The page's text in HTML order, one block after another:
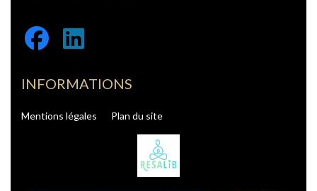
Facebook
Linkedin
INFORMATIONS
Mentions légales Plan du site